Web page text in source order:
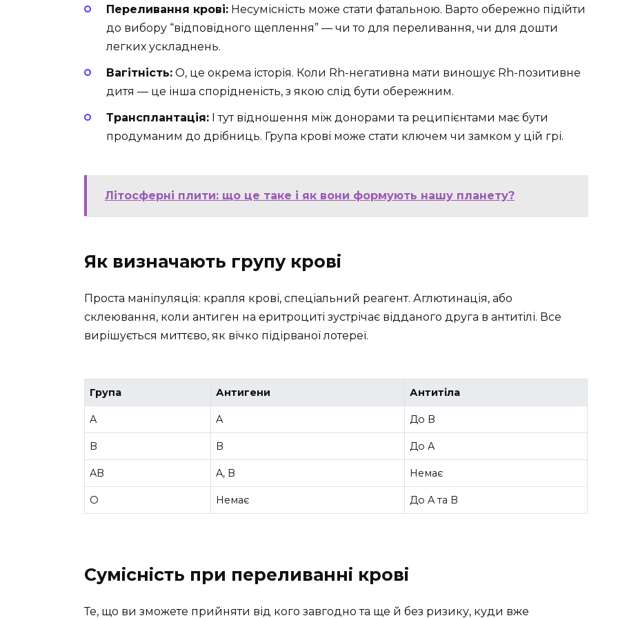
Переливання крові: Несумісність може стати фатальною. Варто обережно підійти
до вибору “відповідного щеплення” — чи то для переливання, чи для дошти
легких ускладнень.
Вагітність: О, це окрема історія. Коли Rh-негативна мати виношує Rh-позитивне
дитя — це інша спорідненість, з якою слід бути обережним.
Трансплантація: І тут відношення між донорами та реципієнтами має бути
продуманим до дрібниць. Група крові може стати ключем чи замком у цій грі.
Літосферні плити: що це таке і як вони формують нашу планету?
Як визначають групу крові
Проста маніпуляція: крапля крові, спеціальний реагент. Аглютинація, або
склеювання, коли антиген на еритроциті зустрічає відданого друга в антитілі. Все
вирішується миттєво, як вічко підірваної лотереї.
Група Антигени Антитіла
A A До B
B B До A
AB A, B Немає
O Немає До A та B
Сумісність при переливанні крові
Те, що ви зможете прийняти від кого завгодно та ще й без ризику, куди вже